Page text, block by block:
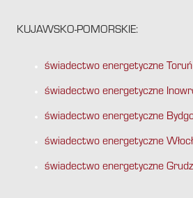
KUJAWSKO-POMORSKIE:
świadectwo energetyczne Toruń
świadectwo energetyczne
świadectwo energetyczne
świadectwo energetyczne
świadectwo energetyczne